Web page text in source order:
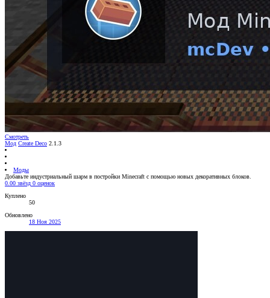
Смотреть
Мод Create Deco 2.1.3
Моды
Добавьте индустриальный шарм в постройки Minecraft с помощью новых декоративных блоков.
0.00 звёзд 0 оценок
Куплено
50
Обновлено
18 Ноя 2025